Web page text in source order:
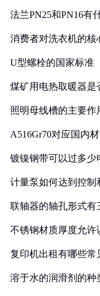
法兰PN25和PN16有
消费者对洗衣机的核
U型螺栓的国家标准
煤矿用电热取暖器是
照明母线槽的主要作
A516Gr70对应国内
镀镍钢带可以过多少
计量泵如何达到控制
联轴器的轴孔形式有
不锈钢材质厚度允许
复印机出租有哪些常
溶于水的润滑剂的种